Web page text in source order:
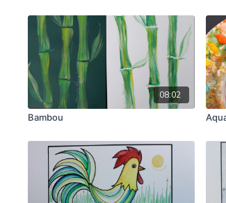
08:02
Bambou